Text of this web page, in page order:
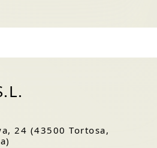
24 (43500 Tortosa,